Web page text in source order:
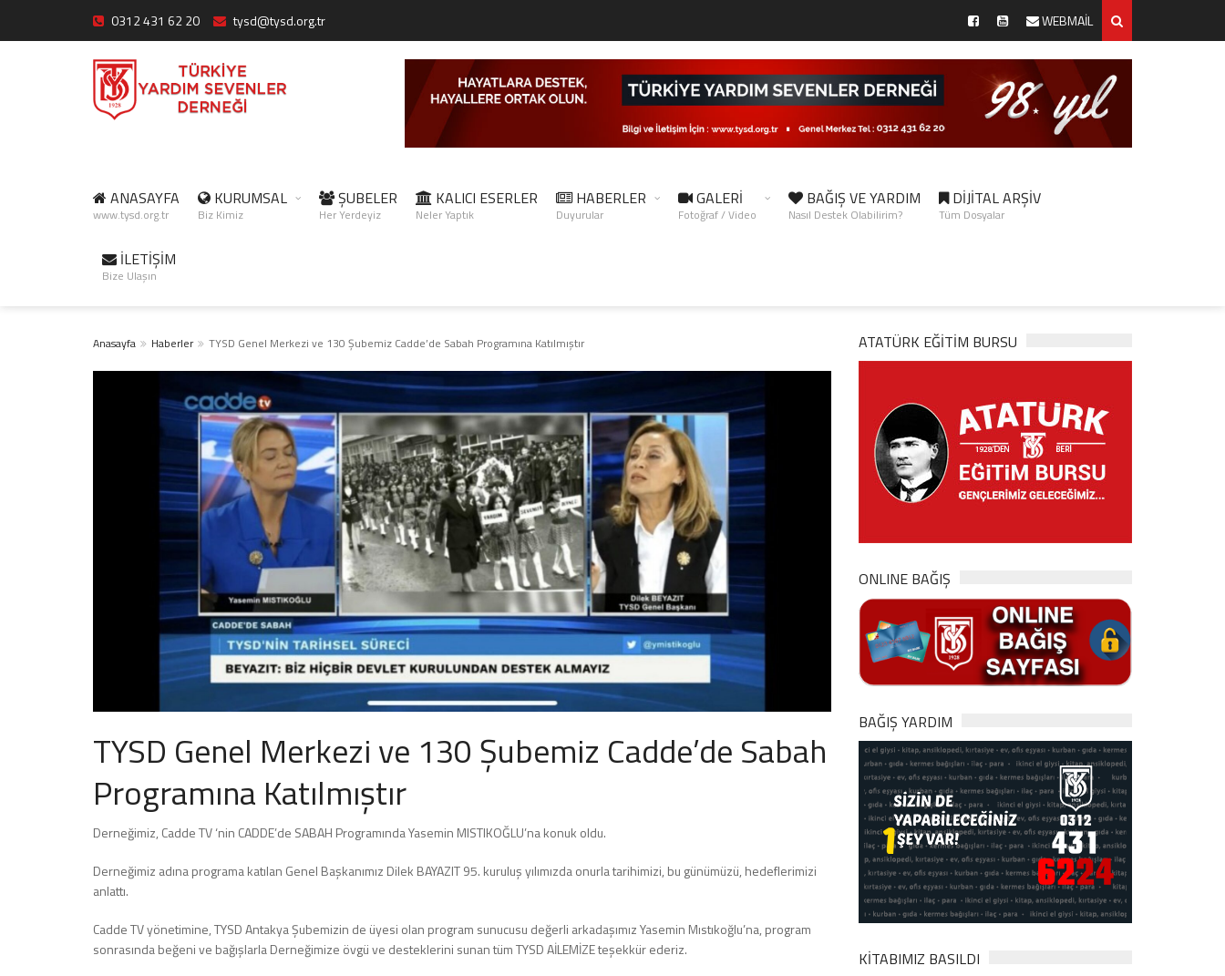
0312 431 62 20 tysd@tysd.org.tr WEBMAİL
ANASAYFA
www.tysd.org.tr
KURUMSAL
Biz Kimiz
ŞUBELER
Her Yerdeyiz
KALICI ESERLER
Neler Yaptık
HABERLER
Duyurular
GALERİ
Fotoğraf / Video
BAĞIŞ VE YARDIM
Nasıl Destek Olabilirim?
DİJİTAL ARŞİV
Tüm Dosyalar
İLETİŞİM
Bize Ulaşın
Anasayfa Haberler TYSD Genel Merkezi ve 130 Şubemiz Cadde’de Sabah Programına Katılmıştır
TYSD Genel Merkezi ve 130 Şubemiz Cadde’de Sabah
Programına Katılmıştır
Derneğimiz, Cadde TV ‘nin CADDE’de SABAH Programında Yasemin MISTIKOĞLU’na konuk oldu.
Derneğimiz adına programa katılan Genel Başkanımız Dilek BAYAZIT 95. kuruluş yılımızda onurla tarihimizi, bu günümüzü, hedeflerimizi
anlattı.
Cadde TV yönetimine, TYSD Antakya Şubemizin de üyesi olan program sunucusu değerli arkadaşımız Yasemin Mıstıkoğlu’na, program
sonrasında beğeni ve bağışlarla Derneğimize övgü ve desteklerini sunan tüm TYSD AİLEMİZE teşekkür ederiz.
ATATÜRK EĞITIM BURSU
ONLINE BAĞIŞ
BAĞIŞ YARDIM
KİTABIMIZ BASILDI